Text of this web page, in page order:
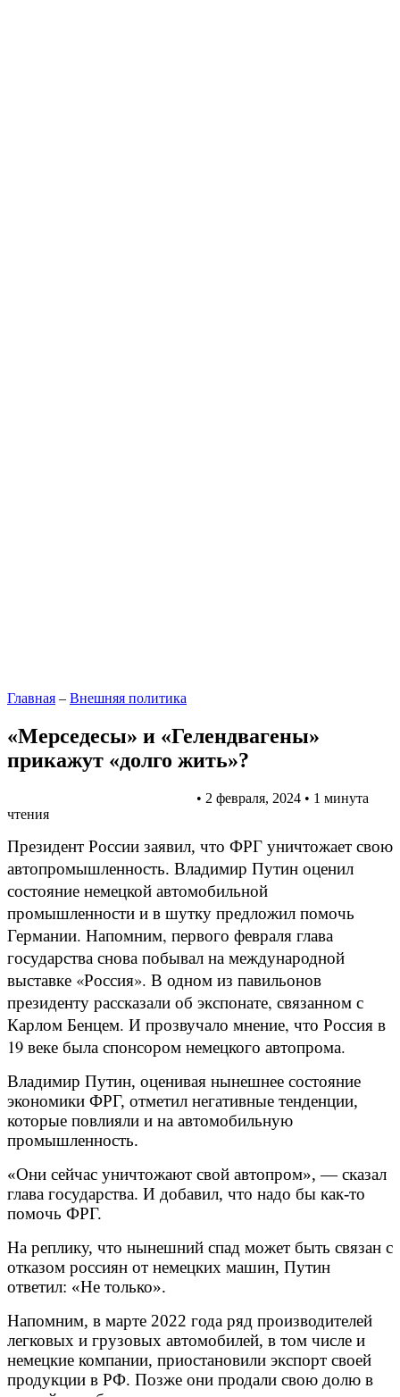
Главная – Внешняя политика
«Мерседесы» и «Гелендвагены»
прикажут «долго жить»?
• 2 февраля, 2024 • 1 минута
чтения
Президент России заявил, что ФРГ уничтожает свою
автопромышленность. Владимир Путин оценил
состояние немецкой автомобильной
промышленности и в шутку предложил помочь
Германии. Напомним, первого февраля глава
государства снова побывал на международной
выставке «Россия». В одном из павильонов
президенту рассказали об экспонате, связанном с
Карлом Бенцем. И прозвучало мнение, что Россия в
19 веке была спонсором немецкого автопрома.
Владимир Путин, оценивая нынешнее состояние
экономики ФРГ, отметил негативные тенденции,
которые повлияли и на автомобильную
промышленность.
«Они сейчас уничтожают свой автопром», — сказал
глава государства. И добавил, что надо бы как-то
помочь ФРГ.
На реплику, что нынешний спад может быть связан с
отказом россиян от немецких машин, Путин
ответил: «Не только».
Напомним, в марте 2022 года ряд производителей
легковых и грузовых автомобилей, в том числе и
немецкие компании, приостановили экспорт своей
продукции в РФ. Позже они продали свою долю в